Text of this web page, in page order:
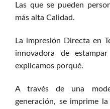
Las que se pueden
más alta Calidad.
La impresión Directa en
innovadora de
explicamos porqué.
A través de una
generación, se imprime